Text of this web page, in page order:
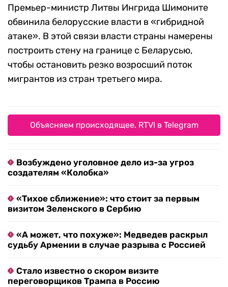
Премьер-министр Литвы Ингрида Шимоните
обвинила белорусские власти в «гибридной
атаке». В этой связи власти страны намерены
построить стену на границе с Беларусью,
чтобы остановить резко возросший поток
мигрантов из стран третьего мира.
Объясняем происходящее. RTVI в Telegram
Возбуждено уголовное дело из-за угроз
создателям «Колобка»
«Тихое сближение»: что стоит за первым
визитом Зеленского в Сербию
«А может, что похуже»: Медведев раскрыл
судьбу Армении в случае разрыва с Россией
Стало известно о скором визите
переговорщиков Трампа в Россию